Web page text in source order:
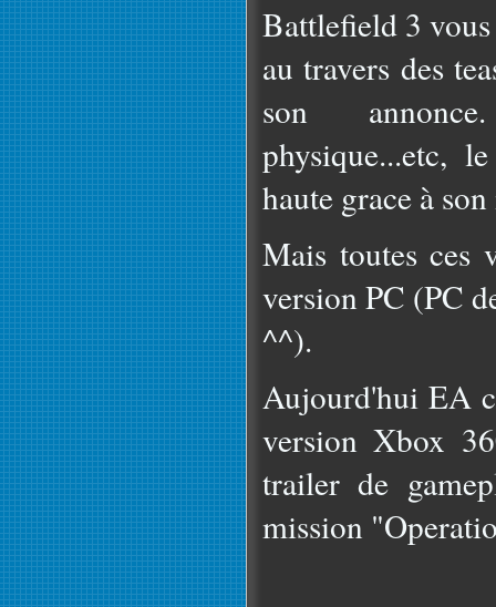
Battlefield 3
au travers des
son
physique...etc,
haute grace à
Mais toutes ces
version PC (PC
^^).
Aujourd'hui EA
version Xbox
trailer de
mission